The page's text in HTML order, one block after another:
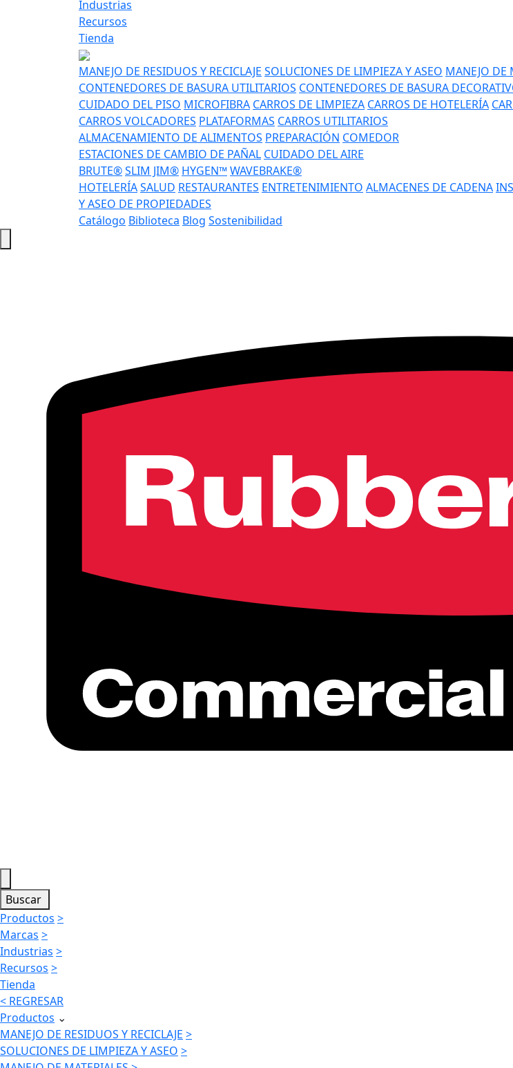
Industrias
Recursos
Tienda
MANEJO DE RESIDUOS Y RECICLAJE SOLUCIONES DE LIMPIEZA Y ASEO MANEJO DE
CONTENEDORES DE BASURA UTILITARIOS CONTENEDORES DE BASURA
CUIDADO DEL PISO MICROFIBRA CARROS DE LIMPIEZA CARROS DE HOTELERÍA
CARROS VOLCADORES PLATAFORMAS CARROS UTILITARIOS
ALMACENAMIENTO DE ALIMENTOS PREPARACIÓN COMEDOR
ESTACIONES DE CAMBIO DE PAÑAL CUIDADO DEL AIRE
BRUTE®SLIM JIM® HYGEN™WAVEBRAKE®
HOTELERÍASALUD RESTAURANTES ENTRETENIMIENTO ALMACENES DE CADENA
Y ASEO DE PROPIEDADES
Catálogo Biblioteca Blog Sostenibilidad
Buscar
Productos >
Marcas >
Industrias >
Recursos >
Tienda
< REGRESAR
Productos ⌄
MANEJO DE RESIDUOS Y RECICLAJE >
SOLUCIONES DE LIMPIEZA Y ASEO >